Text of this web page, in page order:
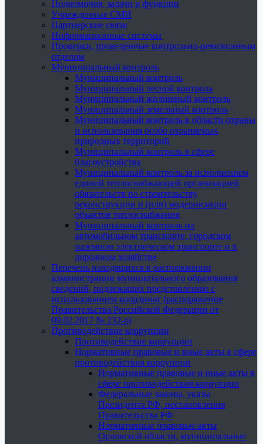
Полномочия, задачи и функции
Учрежденные СМИ
Партнерские связи
Информационные системы
Проверки, проведенные контрольно-ревизионным
отделом
Муниципальный контроль
Муниципальный контроль
Муниципальный лесной контроль
Муниципальный жилищный контроль
Муниципальный земельный контроль
Муниципальный контроль в области охраны
и использования особо охраняемых
природных территорий
Муниципальный контроль в сфере
благоустройства
Муниципальный контроль за исполнением
единой теплоснабжающей организацией
обязательств по строительству,
реконструкции и (или) модернизации
объектов теплоснабжения
Муниципальный контроль на
автомобильном транспорте, городском
наземном электрическом транспорте и в
дорожном хозяйстве
Перечень находящихся в распоряжении
администрации муниципального образования
сведений, подлежащих представлению с
использованием координат (распоряжение
Правительства Российской Федерации от
09.02.2017 № 232-р)
Противодействие коррупции
Противодействие коррупции
Нормативные правовые и иные акты в сфере
противодействия коррупции
Нормативные правовые и иные акты в
сфере противодействия коррупции
Федеральные законы, указы
Президента РФ, постановления
Правительства РФ
Нормативные правовые акты
Орловской области, муниципальные